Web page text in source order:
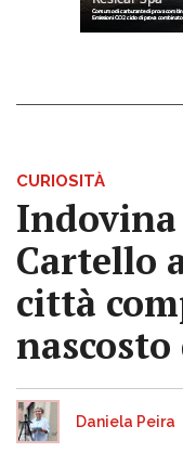
CURIOSITÀ
Indovina
Cartello
città
Daniela Peira